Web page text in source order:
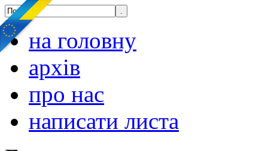
на головну
архів
про нас
написати листа